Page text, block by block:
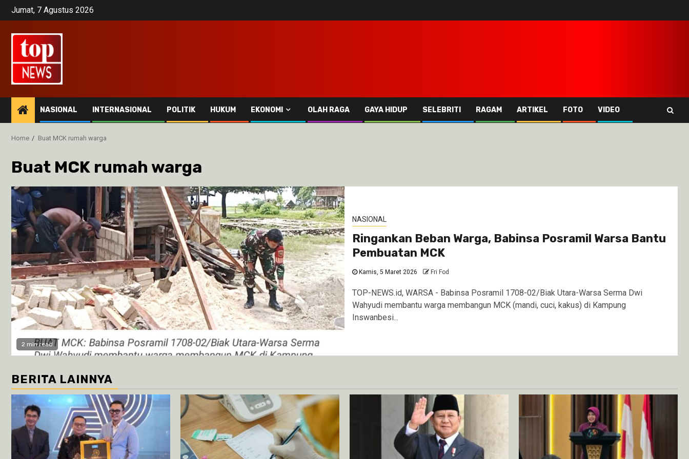
SkipJumat, 7 Agustus 2026
NASIONAL INTERNASIONAL POLITIK HUKUM EKONOMI OLAH RAGA GAYA HIDUP SELEBRITI RAGAM ARTIKEL FOTO VIDEO
Home Buat MCK rumah warga
Buat MCK rumah warga
2 min read
NASIONAL
Ringankan Beban Warga, Babinsa Posramil Warsa Bantu
Pembuatan MCK
Kamis, 5 Maret 2026 Fri Fod
TOP-NEWS.id, WARSA - Babinsa Posramil 1708-02/Biak Utara-Warsa Serma Dwi
Wahyudi membantu warga membangun MCK (mandi, cuci, kakus) di Kampung
Inswanbesi...
BERITA LAINNYA